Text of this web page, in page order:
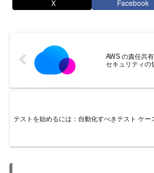
X Facebook
AWS の責任共
セキュリティの
テストを始めるには：自動化すべきテスト ケー